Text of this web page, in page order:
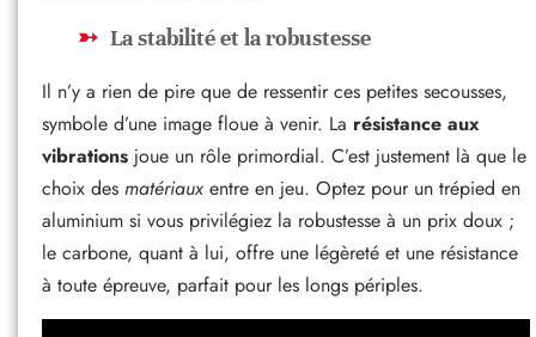
La stabilité et la robustesse
Il n’y a rien de pire que de ressentir ces petites secousses,
symbole d’une image floue à venir. La résistance aux
vibrations joue un rôle primordial. C’est justement là que le
choix des matériaux entre en jeu. Optez pour un trépied en
aluminium si vous privilégiez la robustesse à un prix doux ;
le carbone, quant à lui, offre une légèreté et une résistance
à toute épreuve, parfait pour les longs périples.